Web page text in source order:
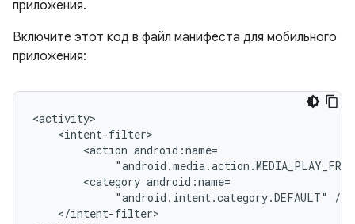
приложения.
Включите этот код в файл манифеста для мобильного
приложения:
<action
<category
"android.intent.category.DEFAULT"
</intent-filter>